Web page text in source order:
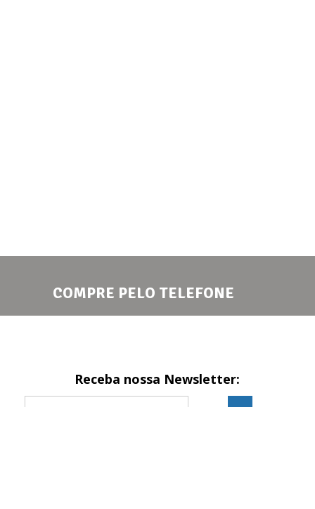
COMPRE PELO TELEFONE
Receba nossa Newsletter: